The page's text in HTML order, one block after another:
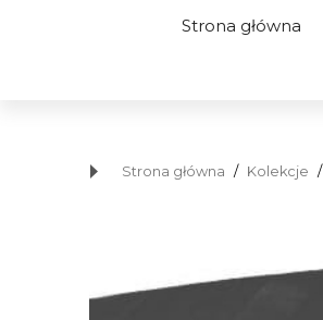
Strona główna
Strona główna / Kolekcje /